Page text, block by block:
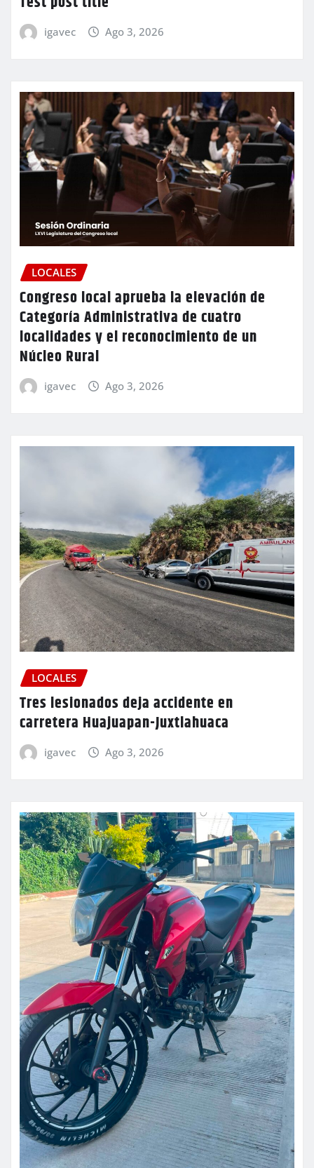
igavec Ago 3, 2026
LOCALES
Congreso local aprueba la elevación de
Categoría Administrativa de cuatro
localidades y el reconocimiento de un
Núcleo Rural
igavec Ago 3, 2026
LOCALES
Tres lesionados deja accidente en
carretera Huajuapan-Juxtlahuaca
igavec Ago 3, 2026